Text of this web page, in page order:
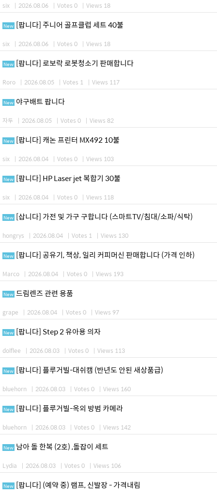
six | 2026.08.06 | Votes 0 | Views 18
New [팝니다] 주니어 골프클럽 세트 40불
six | 2026.08.06 | Votes 0 | Views 18
New [팝니다] 로보락 로봇청소기 판매합니다
Roro | 2026.08.05 | Votes 1 | Views 117
New 야구배트 팝니다
자두 | 2026.08.05 | Votes 0 | Views 82
New [팝니다] 캐논 프린터 MX492 10불
six | 2026.08.04 | Votes 0 | Views 103
New [팝니다] HP Laser jet 복합기 30불
six | 2026.08.04 | Votes 0 | Views 118
New [삽니다] 가전 및 가구 구합니다 (스마트TV/침대/소파/식탁)
hongrys | 2026.08.04 | Votes 1 | Views 130
New [팝니다] 공유기, 책상, 일리 커피머신 판매합니다 (가격 인하)
Marco | 2026.08.04 | Votes 0 | Views 193
New 드림렌즈 관련 용품
grape | 2026.08.04 | Votes 0 | Views 97
New [팝니다] Step 2 유아용 의자
dolflee | 2026.08.03 | Votes 0 | Views 113
New [팝니다] 플루거빌-대쉬캠 (반년도 안된 새상품급)
bluehorn | 2026.08.03 | Votes 0 | Views 160
New [팝니다] 플루거빌-옥외 방범 카메라
bluehorn | 2026.08.03 | Votes 0 | Views 142
New 남아 돌 한복 (2호) ,돌잡이 세트
Lydia | 2026.08.03 | Votes 0 | Views 106
New [팝니다] (예약 중) 램프, 신발장 - 가격내림